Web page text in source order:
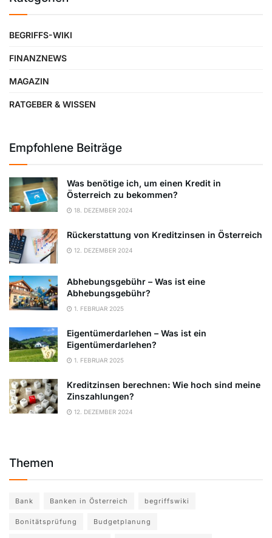
BEGRIFFS-WIKI
FINANZNEWS
MAGAZIN
RATGEBER & WISSEN
Empfohlene Beiträge
Was benötige ich, um einen Kredit in
Österreich zu bekommen?
18. DEZEMBER 2024
Rückerstattung von Kreditzinsen in Österreich
12. DEZEMBER 2024
Abhebungsgebühr – Was ist eine
Abhebungsgebühr?
1. FEBRUAR 2025
Eigentümerdarlehen – Was ist ein
Eigentümerdarlehen?
1. FEBRUAR 2025
Kreditzinsen berechnen: Wie hoch sind meine
Zinszahlungen?
12. DEZEMBER 2024
Themen
Bank Banken in Österreich begriffswiki
Bonitätsprüfung Budgetplanung